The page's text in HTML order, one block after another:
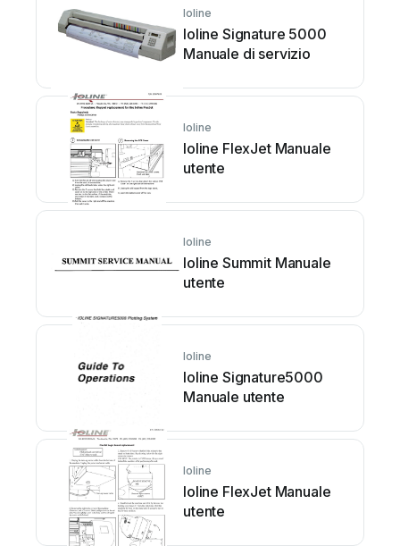
Ioline
Ioline Signature 5000
Manuale di servizio
Ioline
Ioline FlexJet Manuale
utente
Ioline
Ioline Summit Manuale
utente
Ioline
Ioline Signature5000
Manuale utente
Ioline
Ioline FlexJet Manuale
utente